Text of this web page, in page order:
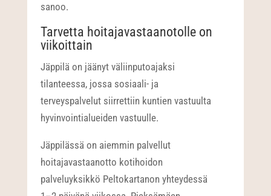
sanoo.
Tarvetta hoitajavastaanotolle on
viikoittain
Jäppilä on jäänyt väliinputoajaksi
tilanteessa, jossa sosiaali- ja
terveyspalvelut siirrettiin kuntien vastuulta
hyvinvointialueiden vastuulle.
Jäppilässä on aiemmin palvellut
hoitajavastaanotto kotihoidon
palveluyksikkö Peltokartanon yhteydessä